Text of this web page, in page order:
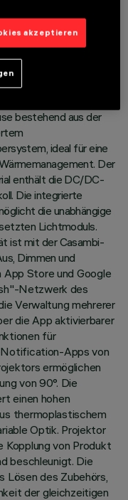
zur Installation
- Version mit
bestehend aus der
ideal für eine
Der
enthält die DC/DC-
Die integrierte
die unabhängige
Lichtmoduls.
ist mit der Casambi-
Dimmen und
App Store und Google
Netzwerk des
Verwaltung mehrerer
die App aktivierbarer
für
Apps von
ermöglichen
von 90°. Die
einen hohen
thermoplastischem
Optik. Projektor
Kopplung von Produkt
beschleunigt. Die
Lösen des Zubehörs,
der gleichzeitigen
akzeptieren